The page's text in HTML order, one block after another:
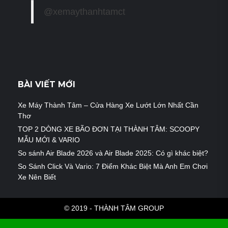
@xemaythanhtamct
BÀI VIẾT MỚI
Xe Máy Thành Tâm – Cửa Hàng Xe Lướt Lớn Nhất Cần
Thơ
TOP 2 DÒNG XE BÃO ĐƠN TẠI THÀNH TÂM: SCOOPY
MẪU MỚI & VARIO
So sánh Air Blade 2026 và Air Blade 2025: Có gì khác biệt?
So Sánh Click Và Vario: 7 Điểm Khác Biệt Mà Anh Em Chơi
Xe Nên Biết
© 2019 - THÀNH TÂM GROUP